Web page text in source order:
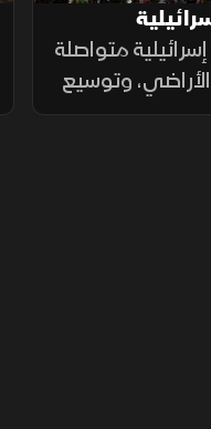
متواصلة
وتوسيع
وسط تحذيرات